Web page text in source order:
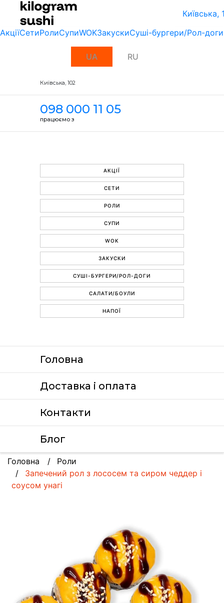
Київська,
АкціїСетиРолиСупиWOKЗакускиСуші-бургери/Рол-доги
UA RU
Київська, 102
098 000 11 05
працюємо з
АКЦІЇ
СЕТИ
РОЛИ
СУПИ
WOK
ЗАКУСКИ
СУШІ-БУРГЕРИ/РОЛ-ДОГИ
САЛАТИ/БОУЛИ
НАПОЇ
Головна
Доставка i оплата
Контакти
Блог
Головна
Роли
Запечений рол з лососем та сиром чеддер і
соусом унагі